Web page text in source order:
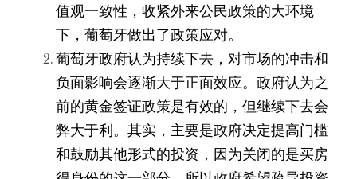
值观一致性，收紧外来公民政策的大环境
下，葡萄牙做出了政策应对。
葡萄牙政府认为持续下去，对市场的冲击和
负面影响会逐渐大于正面效应。政府认为之
前的黄金签证政策是有效的，但继续下去会
弊大于利。其实，主要是政府决定提高门槛
和鼓励其他形式的投资，因为关闭的是买房